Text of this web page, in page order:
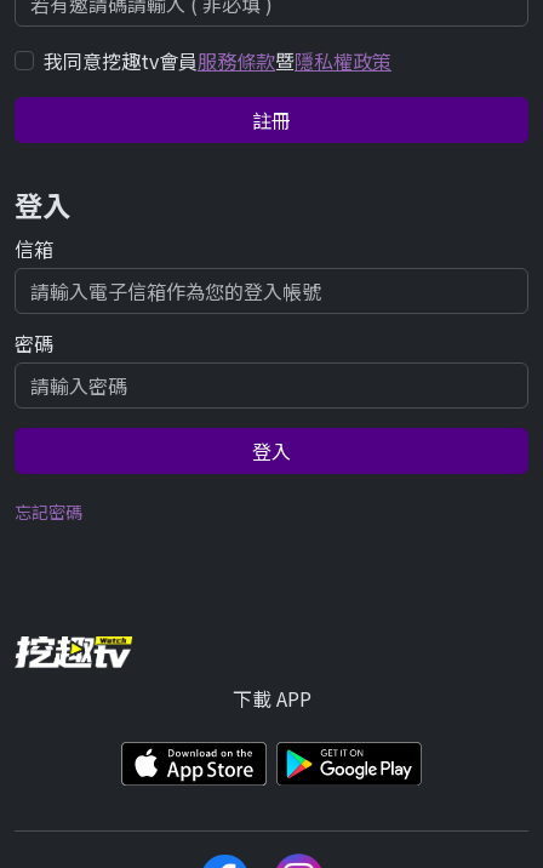
我同意挖趣tv會員服務條款暨隱私權政策
註冊
登入
信箱
密碼
登入
忘記密碼
下載 APP